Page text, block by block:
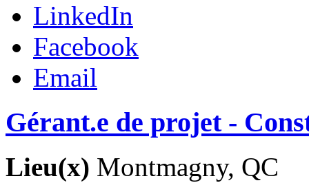
LinkedIn
Facebook
Email
Gérant.e de projet -
Lieu(x) Montmagny, QC